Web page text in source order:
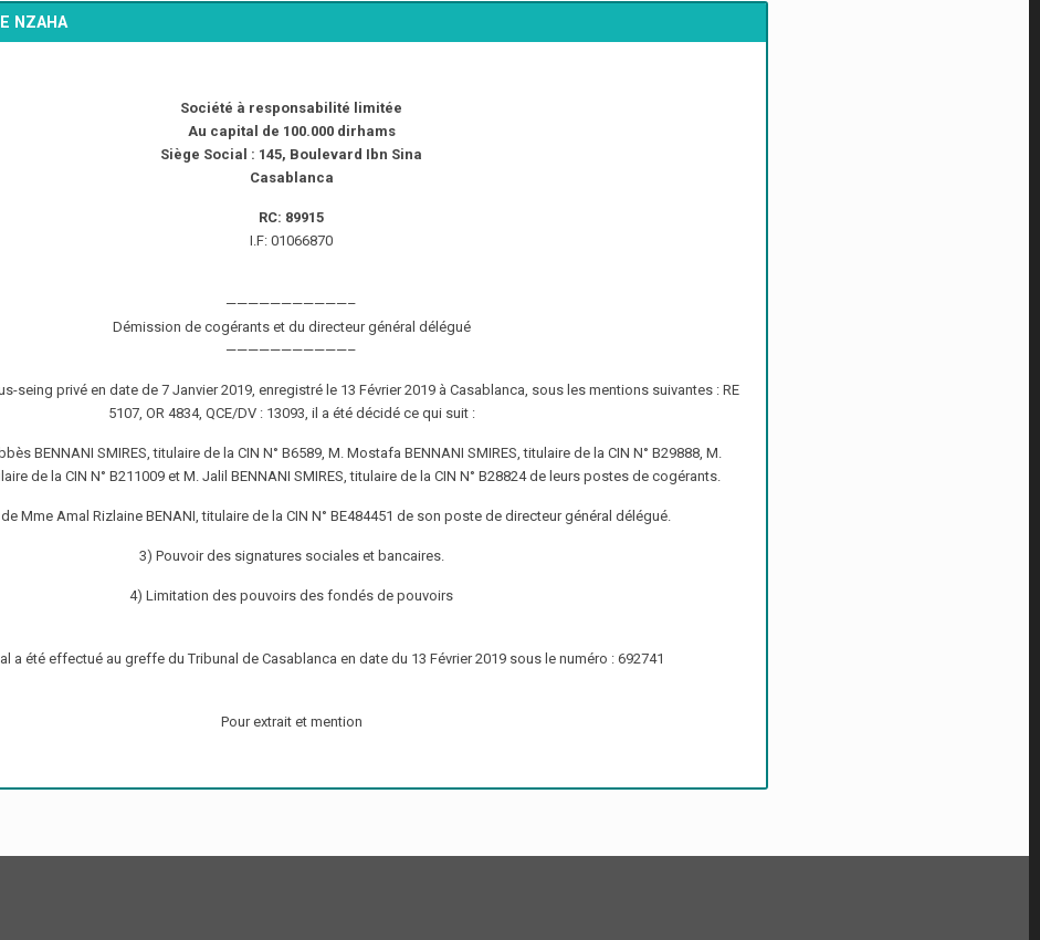
NZAHA
Société à responsabilité limitée
Au capital de 100.000 dirhams
Siège Social : 145, Boulevard Ibn Sina
Casablanca
RC: 89915
I.F: 01066870
———————————–
Démission de cogérants et du directeur général délégué
———————————–
seing privé en date de 7 Janvier 2019, enregistré le 13 Février 2019 à Casablanca, sous les mentions suivantes : RE
5107, OR 4834, QCE/DV : 13093, il a été décidé ce qui suit :
BENNANI SMIRES, titulaire de la CIN N° B6589, M. Mostafa BENNANI SMIRES, titulaire de la CIN N° B29888, M.
de la CIN N° B211009 et M. Jalil BENNANI SMIRES, titulaire de la CIN N° B28824 de leurs postes de cogérants.
Mme Amal Rizlaine BENANI, titulaire de la CIN N° BE484451 de son poste de directeur général délégué.
3) Pouvoir des signatures sociales et bancaires.
4) Limitation des pouvoirs des fondés de pouvoirs
a été effectué au greffe du Tribunal de Casablanca en date du 13 Février 2019 sous le numéro : 692741
Pour extrait et mention